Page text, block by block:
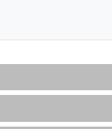
содержанию